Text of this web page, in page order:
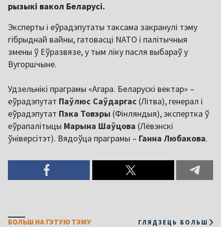
рызыкі вакол Беларусі.
Эксперты і еўрадэпутаты таксама закранулі тэму
гібрыднай вайны, гатовасці NATO і палітычныя
змены ў Еўразвязе, у тым ліку пасля выбараў у
Вугоршчыне.
Удзельнікі праграмы «Агара. Беларускі вектар» –
еўрадэпутат Паўлюс Саўдаргас (Літва), генерал і
еўрадэпутат Пэка Товэры (Фінляндыя), экспертка ў
еўрапалітыцы Марына Шаўцова (Лёвэнскі
ўніверсітэт). Вядоўца праграмы – Ганна Любакова.
БОЛЬШ НА ГЭТУЮ ТЭМУ ГЛЯДЗЕЦЬ БОЛЬШ